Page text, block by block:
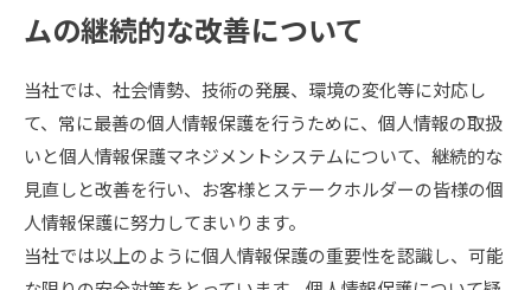
ムの継続的な改善について
当社では、社会情勢、技術の発展、環境の変化等に対応し
て、常に最善の個人情報保護を行うために、個人情報の取扱
いと個人情報保護マネジメントシステムについて、継続的な
見直しと改善を行い、お客様とステークホルダーの皆様の個
人情報保護に努力してまいります。
当社では以上のように個人情報保護の重要性を認識し、可能